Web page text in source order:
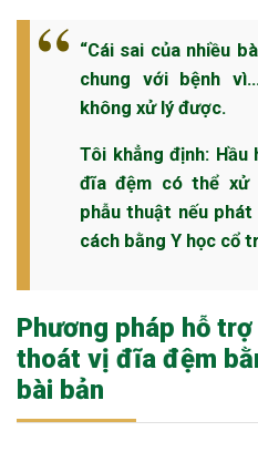
“Cái sai của nhiều
chung với bệnh
không xử lý được.
Tôi khẳng định:
đĩa đệm có thể xử
phẫu thuật nếu
cách bằng Y học cổ
Phương pháp hỗ
thoát vị đĩa đệm
bài bản